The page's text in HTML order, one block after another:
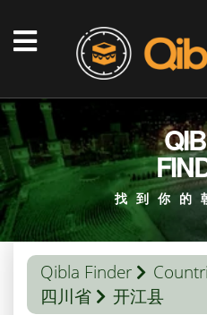
找到你的
Qibla Finder
四川省
开江县